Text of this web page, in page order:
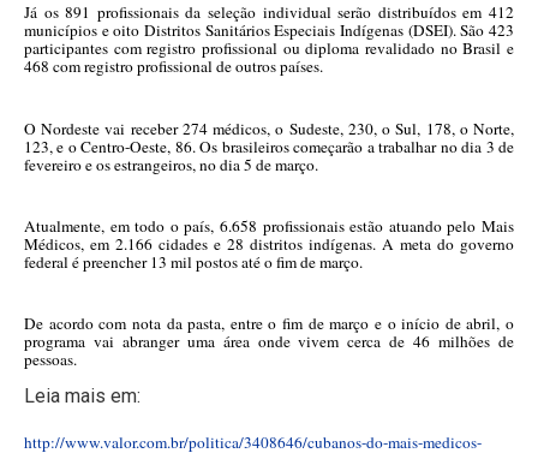
Já os 891 profissionais da seleção individual serão distribuídos em 412
municípios e oito Distritos Sanitários Especiais Indígenas (DSEI). São 423
participantes com registro profissional ou diploma revalidado no Brasil e
468 com registro profissional de outros países.
O Nordeste vai receber 274 médicos, o Sudeste, 230, o Sul, 178, o Norte,
123, e o Centro-Oeste, 86. Os brasileiros começarão a trabalhar no dia 3 de
fevereiro e os estrangeiros, no dia 5 de março.
Atualmente, em todo o país, 6.658 profissionais estão atuando pelo Mais
Médicos, em 2.166 cidades e 28 distritos indígenas. A meta do governo
federal é preencher 13 mil postos até o fim de março.
De acordo com nota da pasta, entre o fim de março e o início de abril, o
programa vai abranger uma área onde vivem cerca de 46 milhões de
pessoas.
Leia mais em:
http://www.valor.com.br/politica/3408646/cubanos-do-mais-medicos-